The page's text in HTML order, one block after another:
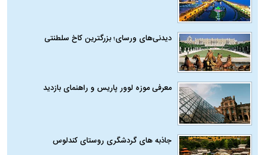
دیدنی‌های ورسای؛ بزرگترین کاخ سلطنتی
معرفی موزه لوور پاریس و راهنمای بازدید
جاذبه های گردشگری روستای کندلوس